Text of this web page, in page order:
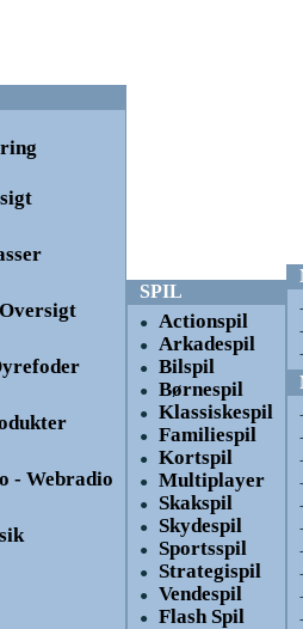
- Webradio
SPIL
● Actionspil
● Arkadespil
● Bilspil
● Børnespil
● Klassiskespil
● Familiespil
● Kortspil
● Multiplayer
● Skakspil
● Skydespil
● Sportsspil
● Strategispil
● Vendespil
● Flash Spil